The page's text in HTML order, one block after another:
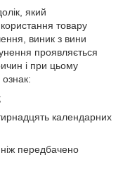
який
товару
виник з вини
проявляється
і при цьому
календарних
передбачено